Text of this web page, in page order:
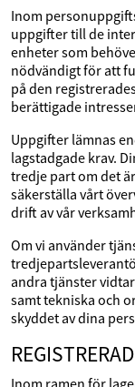
Inom
uppgifter till de
enheter som
nödvändigt för att
på den
berättigade
Uppgifter lämnas
lagstadgade krav.
tredje part om det
säkerställa vårt
drift av vår
Om vi använder
andra tjänster
samt tekniska och
skyddet av dina
Inom ramen för